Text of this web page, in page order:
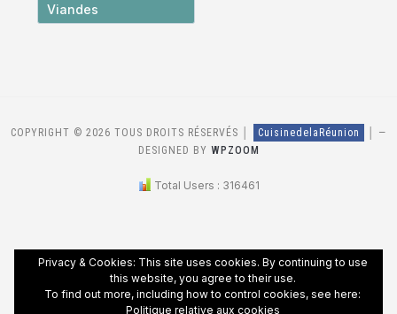
Viandes
COPYRIGHT © 2026 TOUS DROITS RÉSERVÉS │ CuisinedelaRéunion
—
DESIGNED BY WPZOOM
Total Users : 316461
Privacy & Cookies: This site uses cookies. By continuing to use
this website, you agree to their use.
To find out more, including how to control cookies, see here:
Politique relative aux cookies